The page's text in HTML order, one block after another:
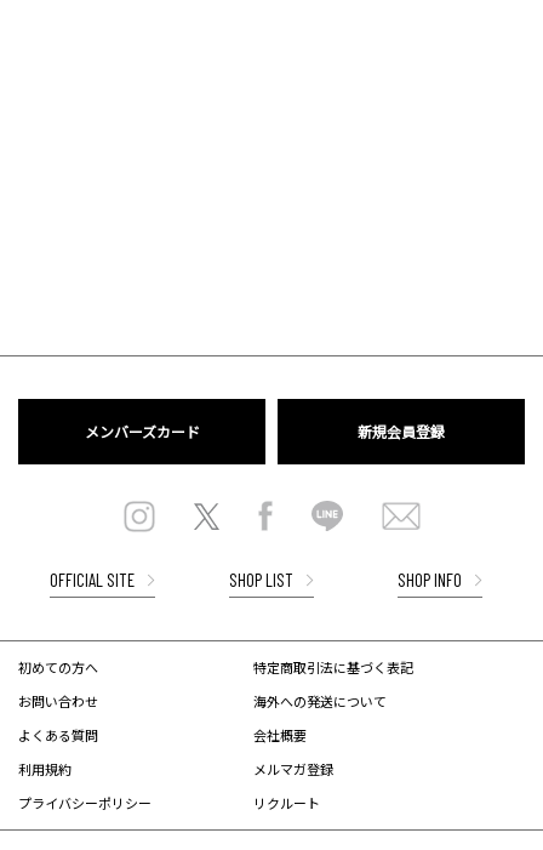
メンバーズカード 新規会員登録
OFFICIAL SITE SHOP LIST SHOP INFO
初めての方へ
お問い合わせ
よくある質問
利用規約
プライバシーポリシー
特定商取引法に基づく表記
海外への発送について
会社概要
メルマガ登録
リクルート